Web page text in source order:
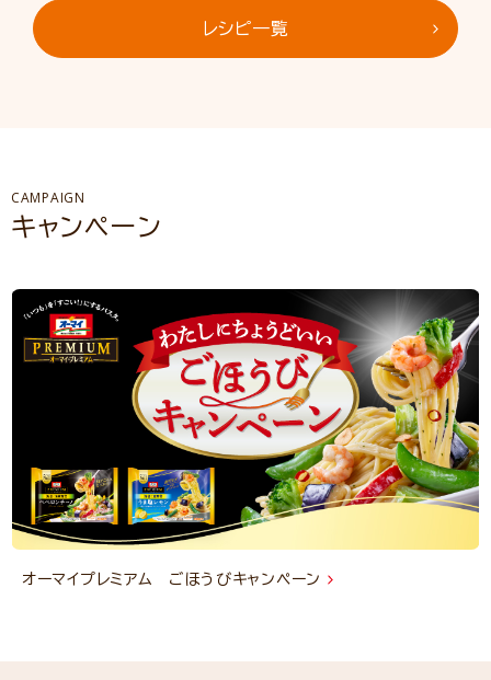
レシピ一覧
CAMPAIGN
キャンペーン
オーマイプレミアム ごほうびキャンペーン